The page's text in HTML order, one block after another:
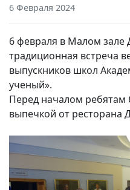
О Доме
6 Февраля 2024
6 февраля в Малом зале
традиционная встреча
выпускников школ
ученый».
Перед началом ребятам
выпечкой от ресторана